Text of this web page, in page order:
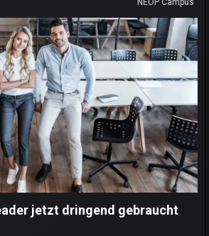
NEOP Campus
jetzt dringend gebraucht